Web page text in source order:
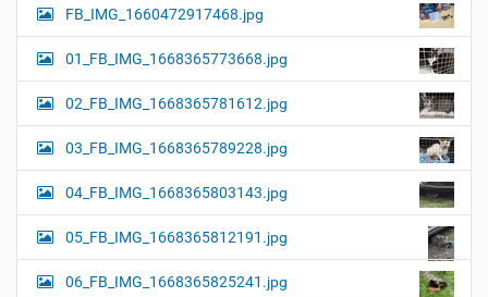
FB_IMG_1660472917468.jpg
01_FB_IMG_1668365773668.jpg
02_FB_IMG_1668365781612.jpg
03_FB_IMG_1668365789228.jpg
04_FB_IMG_1668365803143.jpg
05_FB_IMG_1668365812191.jpg
06_FB_IMG_1668365825241.jpg